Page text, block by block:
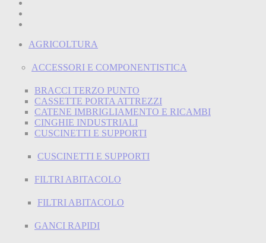
AGRICOLTURA
ACCESSORI E COMPONENTISTICA
BRACCI TERZO PUNTO
CASSETTE PORTA ATTREZZI
CATENE IMBRIGLIAMENTO E RICAMBI
CINGHIE INDUSTRIALI
CUSCINETTI E SUPPORTI
CUSCINETTI E SUPPORTI
FILTRI ABITACOLO
FILTRI ABITACOLO
GANCI RAPIDI